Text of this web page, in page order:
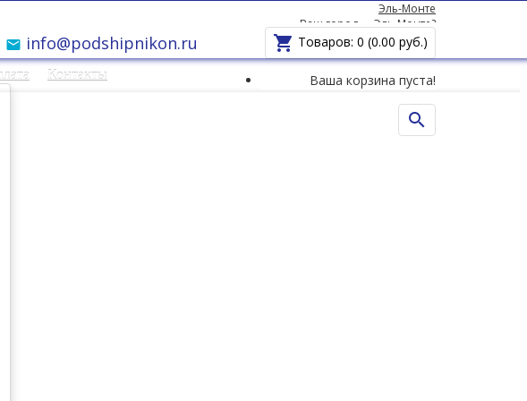
Эль-Монте
Ваш город —Эль-Монте?
info@podshipnikon.ru  Товаров: 0 (0.00 руб.)
Ваша корзина пуста!

Контакты